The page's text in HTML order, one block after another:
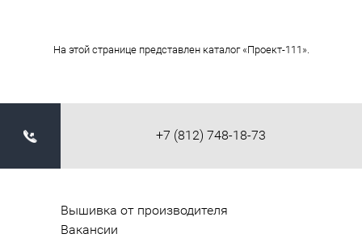
На этой странице представлен каталог «Проект-111».
+7 (812) 748-18-73
Вышивка от производителя
Вакансии